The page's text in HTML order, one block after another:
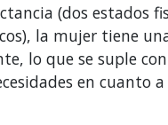
(dos estados
la mujer tiene
lo que se suple
en cuanto a